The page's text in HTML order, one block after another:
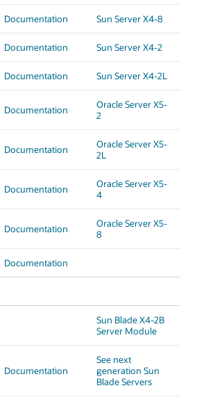
Documentation Sun Server X4-8
Documentation Sun Server X4-2
Documentation Sun Server X4-2L
Documentation
Oracle Server X5-
2
Documentation
Oracle Server X5-
2L
Documentation
Oracle Server X5-
4
Documentation
Oracle Server X5-
8
Documentation
Sun Blade X4-2B
Server Module
Documentation
See next
generation Sun
Blade Servers